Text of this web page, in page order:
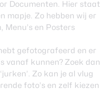
Documenten. Hier staat
mapje. Zo hebben wij er
Menu’s en Posters
gefotografeerd en er
vanaf kunnen? Zoek dan
Zo kan je al vlug
foto’s en zelf kiezen